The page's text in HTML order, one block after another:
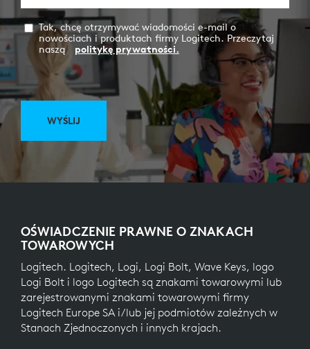
Tak, chcę otrzymywać wiadomości e-mail o
nowościach i produktach firmy Logitech. Przeczytaj
naszą
politykę prywatności.
WYŚLIJ
OŚWIADCZENIE PRAWNE O ZNAKACH
TOWAROWYCH
Logitech. Logitech, Logi, Logi Bolt, Wave Keys, logo
Logi Bolt i logo Logitech są znakami towarowymi lub
zarejestrowanymi znakami towarowymi firmy
Logitech Europe SA i/lub jej podmiotów zależnych w
Stanach Zjednoczonych i innych krajach.